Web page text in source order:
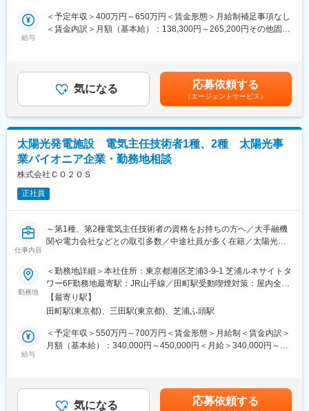
■当社の魅力について：
所利用など、安心して働ける福利厚生が整っています。
◎ 充実した教育・研修制度
教育・研修制度を通じて、着実なキャリアアップを支援します。
（1） 資格取得向け外部講習は上限なく会社負担。平日の研修も
担。
（3） 合格時は祝金支給（技術士30万円、施工管理3～10万
円）。
◎ J-POWERグループの安定性
火力発電所の副産物をセメント原料や肥料として活用するなど、
環境配慮型の循環社会を目指した事業を展開しています。
変更の範囲：会社の定める業務
同社の管理する火力発電プラントの土木関係の点検・保守計画の
立案から、補修・新設工事の管理・実施、関係部署・機関との調
【建築設備の技術総括】
・火力発電所の建築設備に係る技術総括及び社内外調整
・火力運営事業所技術支援
・大型工事計画の設計・発注支援
■1日の流れ：
▼8:20出社
▼8:30ミーティング、メールやスケジュールのチェック
▼9:00修繕作業対応等
▼17:00頃 退社
◇平均残業16時間
◇土日祝休み／年間休日123日
◇平均の有給休暇取得日数19.6日
◇育児休業取得率100％（2024年度実績）
＊社員の健康と充実した生活に配慮した生産性の高い職場の実現
のために「時間外労働、有給取得の見える化」や「No残業デーの
更なる徹底」など会社全体として取り組みをしております。
寮・社宅完備のほか、社員持株制度、カフェテリアプラン、保養
所利用など、安心して働ける福利厚生が整っています。
給与
＜予定年収＞400万円～650万円＜賃金形態＞月給制補足事項なし
＜賃金内訳＞月額（基本給）：138,300円～265,200円その他固定
名：680万円・40歳扶養2名：810万円※1.上記年収は本店勤務にて
試算、残業手当21H/円を含む※2.社宅、寮、借上げ社宅はモデル年
収に含まれません。賃金はあくまでも目安の金額であり、選考を
通じて上下する可能性があります。月給(月額)は固定手当を含めた
表記です。
気になる 応募依頼する
（エージェントサービス）
太陽光発電施設 電気主任技術者1種、2種 太陽光事
業パイオニア企業・勤務地相談
株式会社ＣＯ２ＯＳ
正社員
仕事内容
～第1種、第2種電気主任技術者の資格をお持ちの方へ／大手融機
関や電力会社などとの取引多数／中途社員が多く在籍／太陽光発
■業務内容：
地球環境にやさしい太陽光発電所の保守をお任せします。
具体的にはモニター等で問題なく稼働できているかを確認いただ
き、状況に応じて修理の手配を実施いただきます。
■業務詳細：
・不具合発生時の緊急対応
・メーカー・協力業者手配
勤務地
＜勤務地詳細＞本社住所：東京都港区芝浦3-9-1 芝浦ルネサイトタ
ワー6F勤務地最寄駅：JR山手線／田町駅受動喫煙対策：屋内全面
禁煙変更の範囲：会社の定める事業所
【最寄り駅】
田町駅(東京都)、三田駅(東京都)、芝浦ふ頭駅
給与
＜予定年収＞550万円～700万円＜賃金形態＞月給制＜賃金内訳＞
月額（基本給）：340,000円～450,000円＜月給＞340,000円～
金額であり、選考を通じて上下する可能性があります。月給(月額)
は固定手当を含めた表記です。
気になる 応募依頼する